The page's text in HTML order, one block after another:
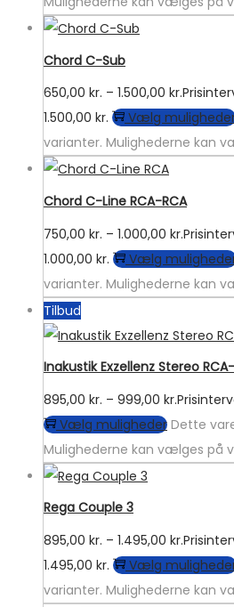
Chord C-Sub
650,00 kr. – 1.500,00 kr.
1.500,00 kr.
Vælg
varianter. Mulighederne kan
Chord C-Line RCA-RCA
750,00 kr. – 1.000,00 kr.
1.000,00 kr.
Vælg
varianter. Mulighederne kan
Tilbud
Inakustik Exzellenz Stereo
895,00 kr. – 999,00 kr.
Vælg muligheder Dette
Mulighederne kan vælges på
Rega Couple 3
895,00 kr. – 1.495,00 kr.
1.495,00 kr.
Vælg
varianter. Mulighederne kan